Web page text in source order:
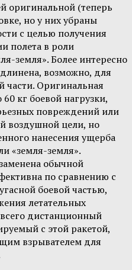
оригинальной (теперь
но у них убраны
с целью получения
полета в роли
земля». Более интересно
возможно, для
части. Оригинальная
кг боевой нагрузки,
повреждений или
воздушной цели, но
нанесения ущерба
«земля-земля».
обычной
по сравнению с
боевой частью,
летательных
дистанционный
с этой ракетой,
взрывателем для